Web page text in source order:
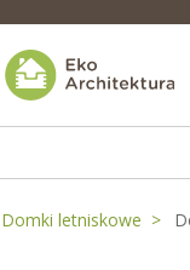
Domki letniskowe